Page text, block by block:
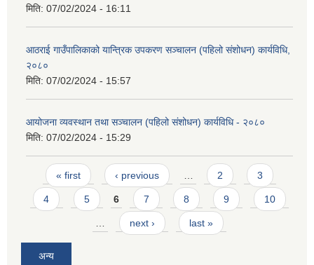
मिति: 07/02/2024 - 16:11
आठराई गाउँपालिकाको यान्त्रिक उपकरण सञ्चालन (पहिलो संशोधन) कार्यविधि,
२०८०
मिति: 07/02/2024 - 15:57
आयोजना व्यवस्थान तथा सञ्चालन (पहिलो संशोधन) कार्यविधि - २०८०
मिति: 07/02/2024 - 15:29
Pages
« first ‹ previous … 2 3
4 5 6 7 8 9 10
… next › last »
अन्य